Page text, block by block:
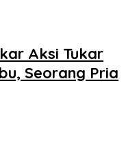
Aksi Tukar
Seorang Pria